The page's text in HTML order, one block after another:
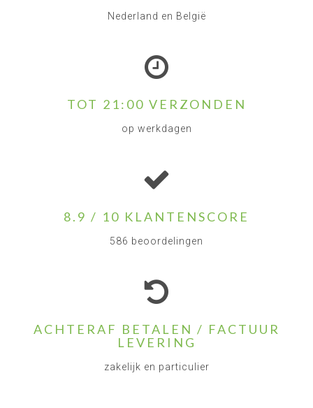
Nederland en België
TOT 21:00 VERZONDEN
op werkdagen
8.9 / 10 KLANTENSCORE
586 beoordelingen
ACHTERAF BETALEN / FACTUUR
LEVERING
zakelijk en particulier